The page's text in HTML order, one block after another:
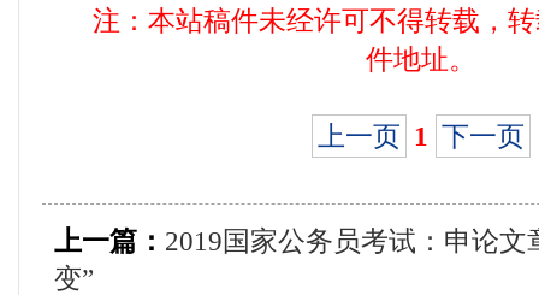
注：本站稿件未经许可不得转载，
件地址。
上一页 1 下一页
上一篇： 2019国家公务员考试：申论文
变”